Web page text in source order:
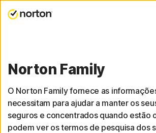
Norton Family
O Norton Family fornece as
necessitam para ajudar a manter os
seguros e concentrados quando estão
podem ver os termos de pesquisa dos